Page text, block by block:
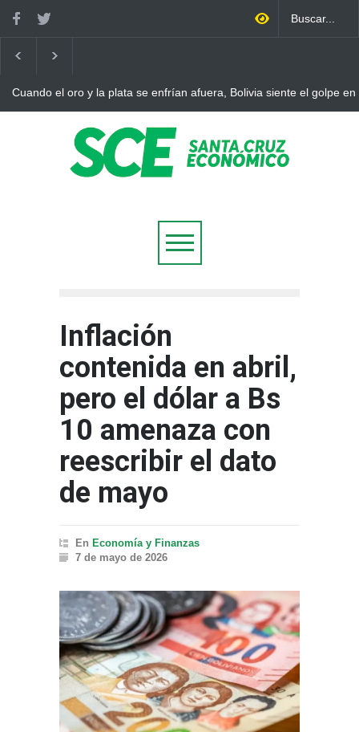
Cuando el oro y la plata se enfrían afuera, Bolivia siente el golpe en
Inflación
contenida en abril,
pero el dólar a Bs
10 amenaza con
reescribir el dato
de mayo
En Economía y Finanzas
7 de mayo de 2026